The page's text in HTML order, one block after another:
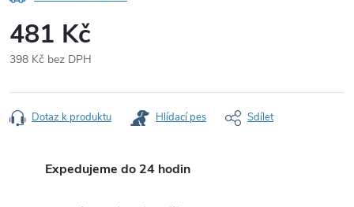
481 Kč
398 Kč bez DPH
cena:
Dotaz k produktu Hlídací pes Sdílet
Expedujeme do 24 hodin